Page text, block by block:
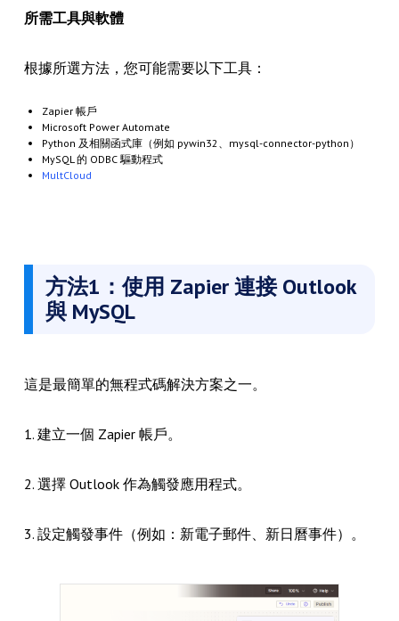
所需工具與軟體
根據所選方法，您可能需要以下工具：
Zapier 帳戶
Microsoft Power Automate
Python 及相關函式庫（例如 pywin32、mysql-connector-python）
MySQL 的 ODBC 驅動程式
MultCloud
方法1：使用 Zapier 連接 Outlook
與 MySQL
這是最簡單的無程式碼解決方案之一。
1. 建立一個 Zapier 帳戶。
2. 選擇 Outlook 作為觸發應用程式。
3. 設定觸發事件（例如：新電子郵件、新日曆事件）。